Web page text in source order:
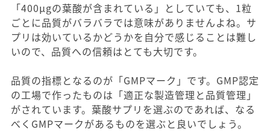
「400μgの葉酸が含まれている」としていても、1粒
ごとに品質がバラバラでは意味がありませんよね。サ
プリは効いているかどうかを自分で感じることは難し
いので、品質への信頼はとても大切です。
品質の指標となるのが「GMPマーク」です。GMP認定
の工場で作ったものは「適正な製造管理と品質管理」
がされています。葉酸サプリを選ぶのであれば、なる
べくGMPマークがあるものを選ぶと良いでしょう。